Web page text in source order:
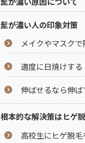
髭が濃い人の印象対策
メイクやマスクで
適度に日焼けする
伸ばせるなら伸ば
根本的な解決策はヒゲ
高校生にヒゲ脱